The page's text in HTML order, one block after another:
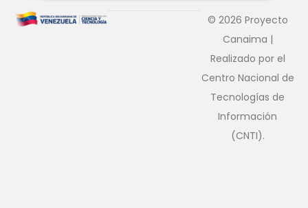
© 2026 Proyecto
Canaima |
Realizado por el
Centro Nacional de
Tecnologías de
Información
(CNTI).